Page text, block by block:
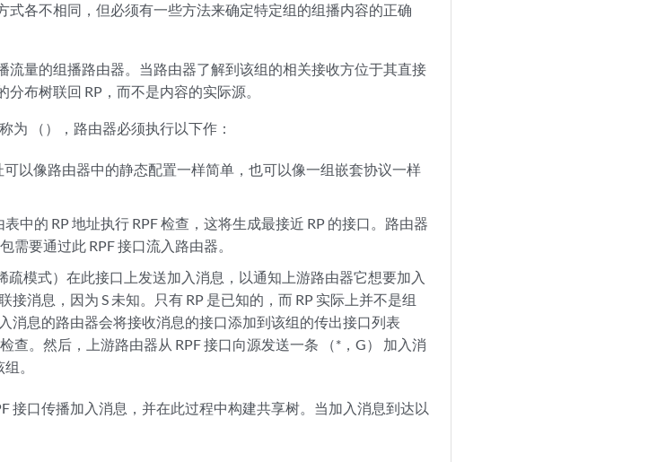
式各不相同，但必须有一些方法来确定特定组的组播内容的正确
流量的组播路由器。当路由器了解到该组的相关接收方位于其直接
布树联回 RP，而不是内容的实际源。
为 （），路由器必须执行以下作：
可以像路由器中的静态配置一样简单，也可以像一组嵌套协议一样
中的 RP 地址执行 RPF 检查，这将生成最接近 RP 的接口。路由器
需要通过此 RPF 接口流入路由器。
疏模式）在此接口上发送加入消息，以通知上游路由器它想要加入
接消息，因为 S 未知。只有 RP 是已知的，而 RP 实际上并不是组
消息的路由器会将接收消息的接口添加到该组的传出接口列表
检查。然后，上游路由器从 RPF 接口向源发送一条 （*，G） 加入消
。
接口传播加入消息，并在此过程中构建共享树。当加入消息到达以